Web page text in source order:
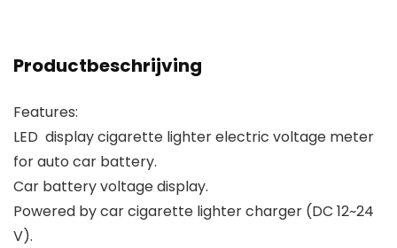
Productbeschrijving
Features:
LED display cigarette lighter electric voltage meter
for auto car battery.
Car battery voltage display.
Powered by car cigarette lighter charger (DC 12~24
V).